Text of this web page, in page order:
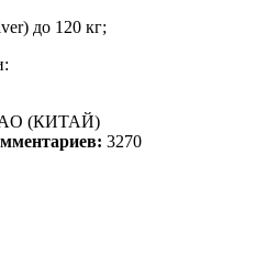
до 120 кг;
(КИТАЙ)
3270